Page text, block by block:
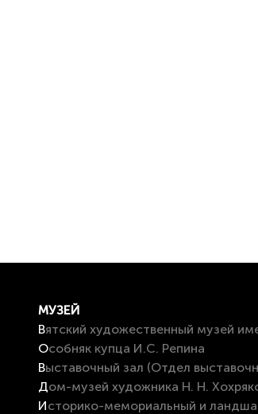
МУЗЕЙ
Вятский художественный музей
Особняк купца И.С. Репина
Выставочный зал (Отдел
Дом-музей художника Н. Н.
Историко-мемориальный и ландшафтный музей художников В. М. и А. М.